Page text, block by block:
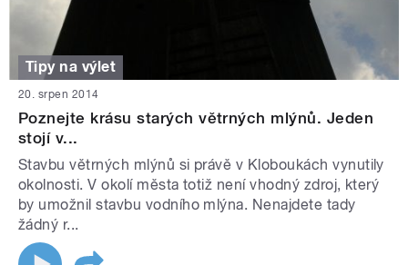
Tipy na výlet
20. srpen 2014
Poznejte krásu starých větrných mlýnů. Jeden
stojí v...
Stavbu větrných mlýnů si právě v Kloboukách vynutily
okolnosti. V okolí města totiž není vhodný zdroj, který
by umožnil stavbu vodního mlýna. Nenajdete tady
žádný r...